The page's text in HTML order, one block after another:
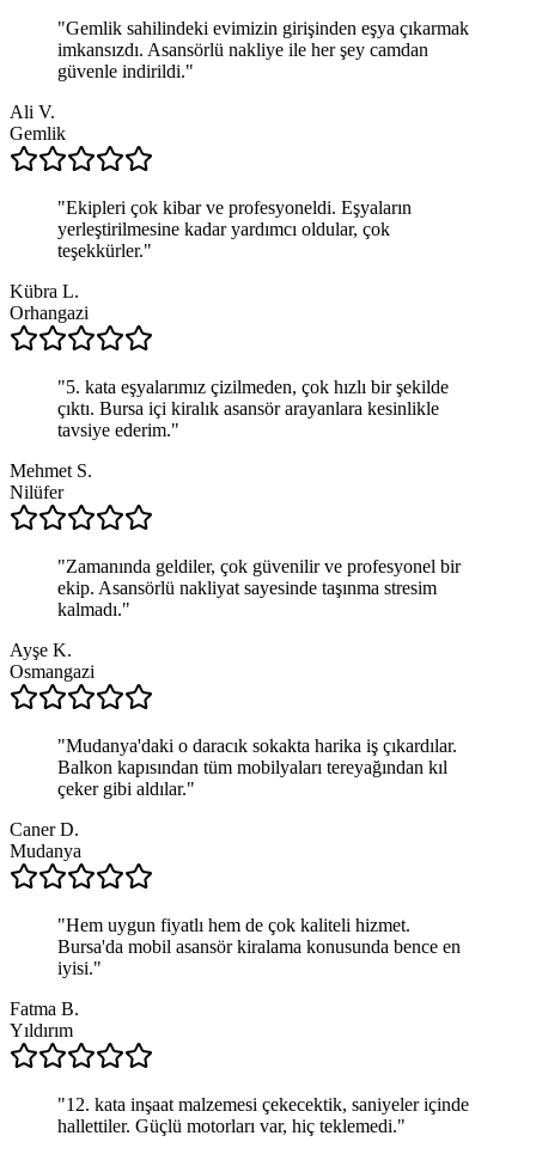
"Gemlik sahilindeki evimizin girişinden eşya çıkarmak
imkansızdı. Asansörlü nakliye ile her şey camdan
güvenle indirildi."
Ali V.
Gemlik
"Ekipleri çok kibar ve profesyoneldi. Eşyaların
yerleştirilmesine kadar yardımcı oldular, çok
teşekkürler."
Kübra L.
Orhangazi
"5. kata eşyalarımız çizilmeden, çok hızlı bir şekilde
çıktı. Bursa içi kiralık asansör arayanlara kesinlikle
tavsiye ederim."
Mehmet S.
Nilüfer
"Zamanında geldiler, çok güvenilir ve profesyonel bir
ekip. Asansörlü nakliyat sayesinde taşınma stresim
kalmadı."
Ayşe K.
Osmangazi
"Mudanya'daki o daracık sokakta harika iş çıkardılar.
Balkon kapısından tüm mobilyaları tereyağından kıl
çeker gibi aldılar."
Caner D.
Mudanya
"Hem uygun fiyatlı hem de çok kaliteli hizmet.
Bursa'da mobil asansör kiralama konusunda bence en
iyisi."
Fatma B.
Yıldırım
"12. kata inşaat malzemesi çekecektik, saniyeler içinde
hallettiler. Güçlü motorları var, hiç teklemedi."